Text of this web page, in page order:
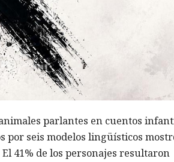
parlantes en cuentos
por seis modelos lingüísticos
41% de los personajes resultaron